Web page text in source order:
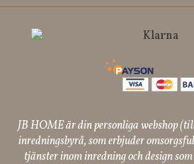
JB HOME är din personliga webshop
inredningsbyrå, som erbjuder
tjänster inom inredning och design